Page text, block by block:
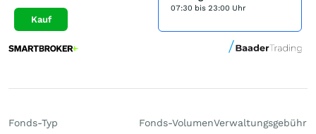
Kauf
07:30 bis 23:00 Uhr
Fonds-Typ Fonds-VolumenVerwaltungsgebühr